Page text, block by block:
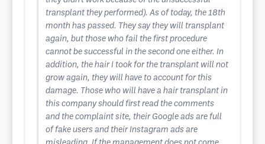
transplant they performed). As of today, the 18th
month has passed. They say they will transplant
again, but those who fail the first procedure
cannot be successful in the second one either. In
addition, the hair I took for the transplant will not
grow again, they will have to account for this
damage. Those who will have a hair transplant in
this company should first read the comments
and the complaint site, their Google ads are full
of fake users and their Instagram ads are